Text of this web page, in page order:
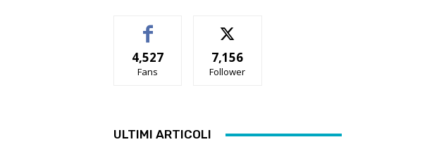
4,527
Fans
7,156
Follower
ULTIMI ARTICOLI